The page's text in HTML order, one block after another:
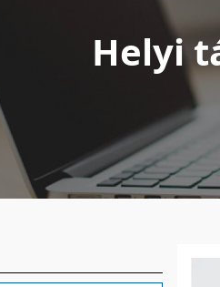
Helyi